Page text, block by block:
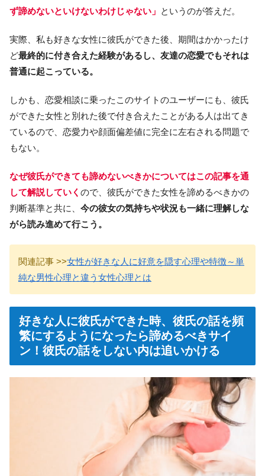
ず諦めないといけないわけじゃない」 というのが答えだ。
実際、私も好きな女性に彼氏ができた後、期間はかかったけ
ど最終的に付き合えた経験があるし、友達の恋愛でもそれは
普通に起こっている。
しかも、恋愛相談に乗ったこのサイトのユーザーにも、彼氏
ができた女性と別れた後で付き合えたことがある人は出てき
ているので、恋愛力や顔面偏差値に完全に左右される問題で
もない。
なぜ彼氏ができても諦めないべきかについてはこの記事を通
して解説していく ので、彼氏ができた女性を諦めるべきかの
判断基準と共に、 今の彼女の気持ちや状況も一緒に理解しな
がら読み進めて行こう。
関連記事 >>女性が好きな人に好意を隠す心理や特徴～単
純な男性心理と違う女性心理とは
好きな人に彼氏ができた時、彼氏の話を頻
繁にするようになったら諦めるべきサイ
ン！彼氏の話をしない内は追いかける